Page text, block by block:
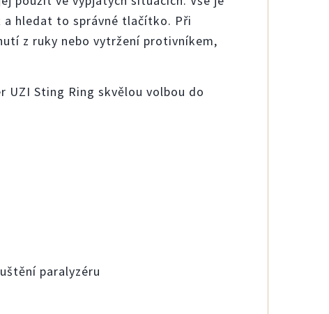
hledat to správné tlačítko. Při
z ruky nebo vytržení protivníkem,
UZI Sting Ring skvělou volbou do
paralyzéru